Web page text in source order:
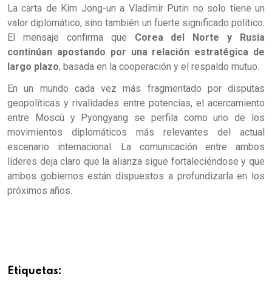
La carta de Kim Jong-un a Vladímir Putin no solo tiene un
valor diplomático, sino también un fuerte significado político.
El mensaje confirma que Corea del Norte y Rusia
continúan apostando por una relación estratégica de
largo plazo, basada en la cooperación y el respaldo mutuo.
En un mundo cada vez más fragmentado por disputas
geopolíticas y rivalidades entre potencias, el acercamiento
entre Moscú y Pyongyang se perfila como uno de los
movimientos diplomáticos más relevantes del actual
escenario internacional. La comunicación entre ambos
líderes deja claro que la alianza sigue fortaleciéndose y que
ambos gobiernos están dispuestos a profundizarla en los
próximos años.
Etiquetas: